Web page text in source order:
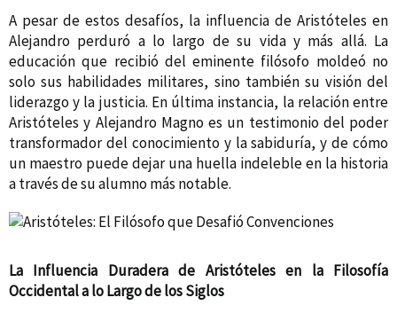
A pesar de estos desafíos, la influencia de Aristóteles en
Alejandro perduró a lo largo de su vida y más allá. La
educación que recibió del eminente filósofo moldeó no
solo sus habilidades militares, sino también su visión del
liderazgo y la justicia. En última instancia, la relación entre
Aristóteles y Alejandro Magno es un testimonio del poder
transformador del conocimiento y la sabiduría, y de cómo
un maestro puede dejar una huella indeleble en la historia
a través de su alumno más notable.
La Influencia Duradera de Aristóteles en la Filosofía
Occidental a lo Largo de los Siglos